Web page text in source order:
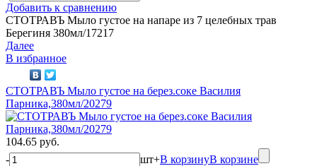
Добавить к сравнению
СТОТРАВЪ Мыло густое на напаре из 7 целебных трав
Берегиня 380мл/17217
Далее
В избранное
СТОТРАВЪ Мыло густое на берез.соке Василия
Парника,380мл/20279
104.65 руб.
-
шт+В корзинуВ корзине